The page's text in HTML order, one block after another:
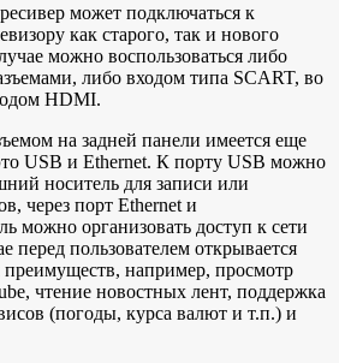
может подключаться к
как старого, так и нового
можно воспользоваться либо
либо входом типа SCART, во
HDMI.
на задней панели имеется еще
USB и Ethernet. К порту USB можно
носитель для записи или
через порт Ethernet и
можно организовать доступ к сети
перед пользователем открывается
например, просмотр
чтение новостных лент, поддержка
(погоды, курса валют и т.п.) и